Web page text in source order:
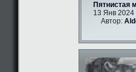
Пятнистая
13 Янв 2024
Автор: